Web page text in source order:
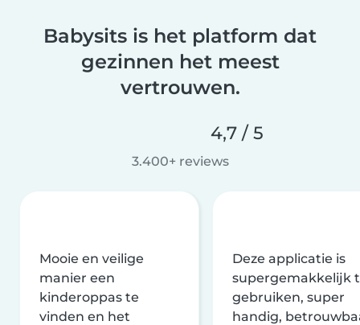
Babysits is het platform dat
gezinnen het meest
vertrouwen.
4,7 / 5
3.400+ reviews
Mooie en veilige
manier een
kinderoppas te
vinden en het
Deze applicatie is
supergemakkelijk
gebruiken, super
handig,